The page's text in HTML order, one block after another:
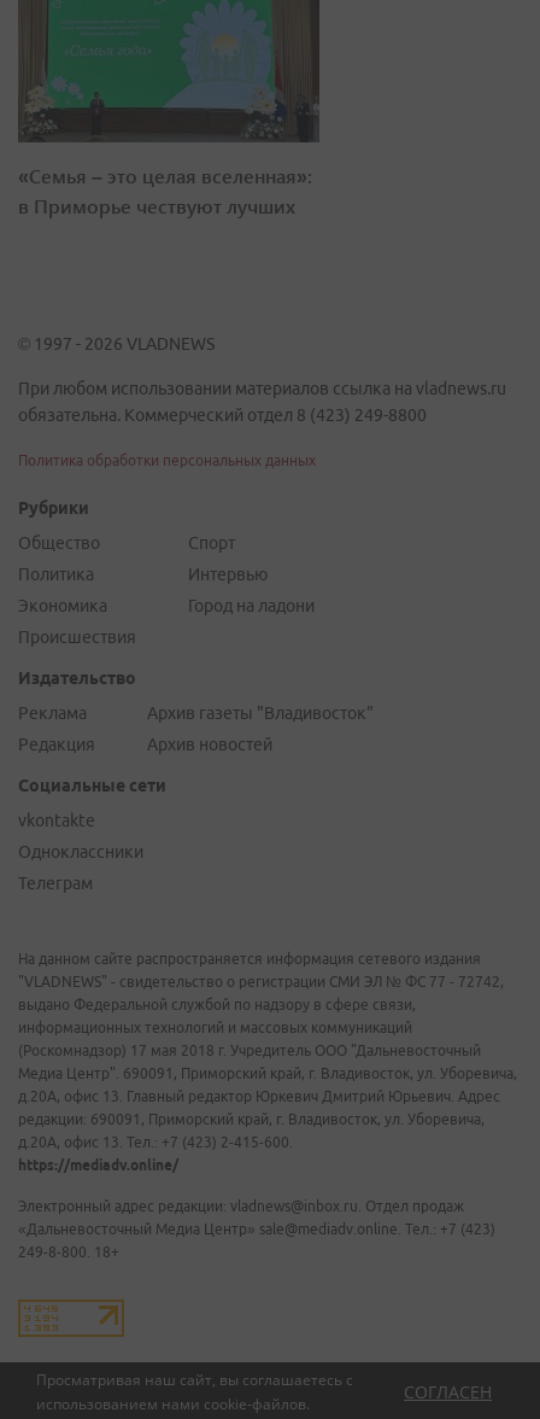
Просматривая наш сайт, вы соглашаетесь с
использованием нами cookie-файлов.
СОГЛАСЕН
«Семья – это целая вселенная»:
в Приморье чествуют лучших
© 1997 - 2026 VLADNEWS
При любом использовании материалов ссылка на vladnews.ru
обязательна. Коммерческий отдел 8 (423) 249-8800
Политика обработки персональных данных
Рубрики
Общество
Политика
Экономика
Происшествия
Спорт
Интервью
Город на ладони
Издательство
Реклама
Редакция
Архив газеты "Владивосток"
Архив новостей
Социальные сети
vkontakte
Одноклассники
Телеграм
На данном сайте распространяется информация сетевого издания
"VLADNEWS" - свидетельство о регистрации СМИ ЭЛ № ФС 77 - 72742,
выдано Федеральной службой по надзору в сфере связи,
информационных технологий и массовых коммуникаций
(Роскомнадзор) 17 мая 2018 г. Учредитель ООО "Дальневосточный
Медиа Центр". 690091, Приморский край, г. Владивосток, ул. Уборевича,
д.20А, офис 13. Главный редактор Юркевич Дмитрий Юрьевич. Адрес
редакции: 690091, Приморский край, г. Владивосток, ул. Уборевича,
д.20А, офис 13. Тел.: +7 (423) 2-415-600.
https://mediadv.online/
Электронный адрес редакции: vladnews@inbox.ru. Отдел продаж
«Дальневосточный Медиа Центр» sale@mediadv.online. Тел.: +7 (423)
249-8-800. 18+